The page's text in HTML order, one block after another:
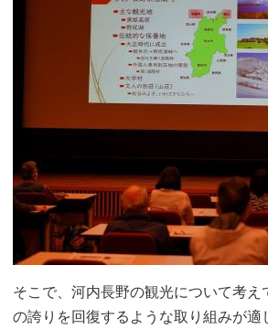
そこで、河内長野の観光について考
の誇りを回復するような取り組みが